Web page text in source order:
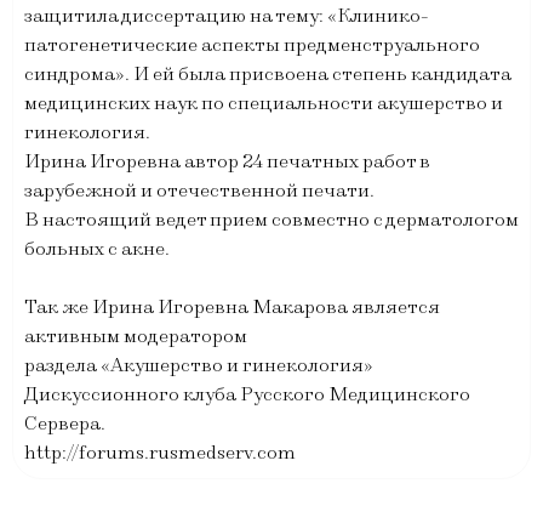
защитила диссертацию на тему: «Клинико-
патогенетические аспекты предменструального
синдрома». И ей была присвоена степень кандидата
медицинских наук по специальности акушерство и
гинекология.
Ирина Игоревна автор 24 печатных работ в
зарубежной и отечественной печати.
В настоящий ведет прием совместно с дерматологом
больных с акне.
Так же Ирина Игоревна Макарова является
активным модератором
раздела «Акушерство и гинекология»
Дискуссионного клуба Русского Медицинского
Сервера.
http://forums.rusmedserv.com